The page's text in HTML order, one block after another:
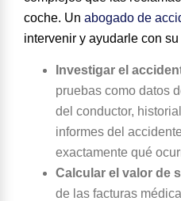
coche. Un abogado de
intervenir y ayudarle con
Investigar el
pruebas como datos
del conductor,
informes del
exactamente qué
Calcular el valor de
de las facturas